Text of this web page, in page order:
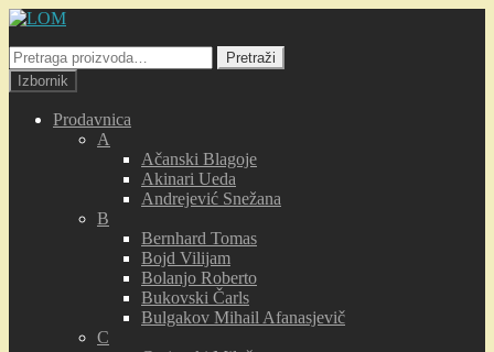
Preskoči
navigaciju
Skoči
sadržaj
Pretraga
za:
Pretraži
Izbornik
Prodavnica
A
Ačanski Blagoje
Akinari Ueda
Andrejević Snežana
B
Bernhard Tomas
Bojd Vilijam
Bolanjo Roberto
Bukovski Čarls
Bulgakov Mihail Afanasjevič
C